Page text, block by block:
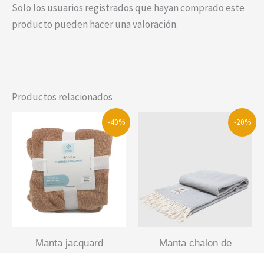
Solo los usuarios registrados que hayan comprado este
producto pueden hacer una valoración.
Productos relacionados
-40%
manta jacquard
-20%
manta chalon de